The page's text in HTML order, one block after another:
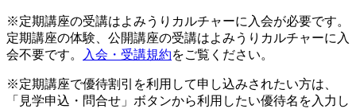
※定期講座の受講はよみうりカルチャーに入会が必要です。
定期講座の体験、公開講座の受講はよみうりカルチャーに入
会不要です。
入会・受講規約をご覧ください。
※定期講座で優待割引を利用して申し込みされたい方は、
「見学申込・問合せ」ボタンから利用したい優待名を入力し